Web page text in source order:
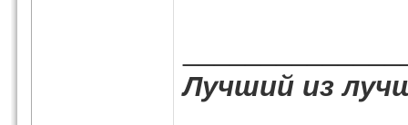
Лучший из